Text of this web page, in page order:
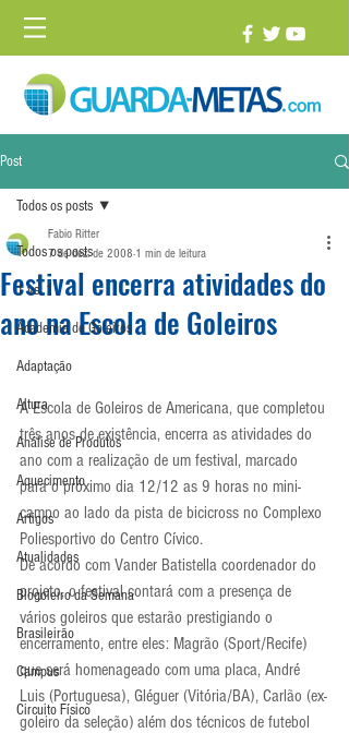
Post
Todos os posts
1 vs. 1
Academia de Goleiros
Adaptação
Altura
Análise de Produtos
Aquecimento
Artigos
Atualidades
Blogoleiro da Semana
Brasileirão
Campus
Circuito Físico
Todos os posts
Festival encerra atividades do
ano na Escola de Goleiros
Fabio Ritter
7 de dez. de 2008 1 min de leitura
A Escola de Goleiros de Americana, que completou
três anos de existência, encerra as atividades do
ano com a realização de um festival, marcado
para o próximo dia 12/12 as 9 horas no mini-
campo ao lado da pista de bicicross no Complexo
Poliesportivo do Centro Cívico.
De acordo com Vander Batistella coordenador do
projeto, o festival contará com a presença de
vários goleiros que estarão prestigiando o
encerramento, entre eles: Magrão (Sport/Recife)
que será homenageado com uma placa, André
Luis (Portuguesa), Gléguer (Vitória/BA), Carlão (ex-
goleiro da seleção) além dos técnicos de futebol